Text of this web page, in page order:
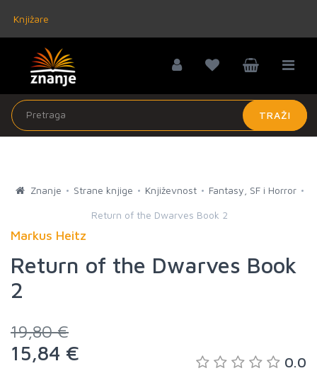
Knjižare
TRAŽI
Znanje Strane knjige Književnost Fantasy, SF i Horror
Return of the Dwarves Book 2
Markus Heitz
Return of the Dwarves Book
2
19,80 €
15,84 € 0.0